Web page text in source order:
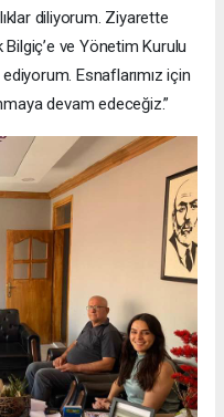
diliyorum. Ziyarette
ve Yönetim Kurulu
Esnaflarımız için
devam edeceğiz.”